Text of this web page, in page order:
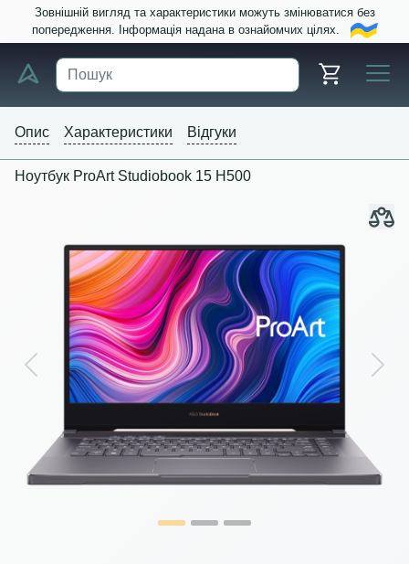
Зовнішній вигляд та характеристики можуть змінюватися без
попередження. Інформація надана в ознайомчих цілях.
Опис Характеристики Відгуки
Ноутбук ProArt Studiobook 15 H500
Previous Next